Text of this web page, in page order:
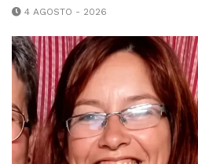
4 AGOSTO - 2026